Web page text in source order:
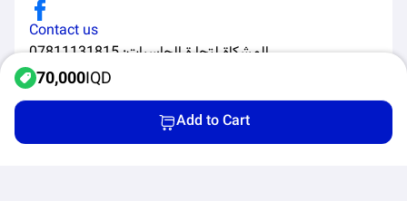
70,000IQD
Add to Cart
Contact us
المشكاة لتجارة الحاسبات:
07811131815
Home Categories Products Cart